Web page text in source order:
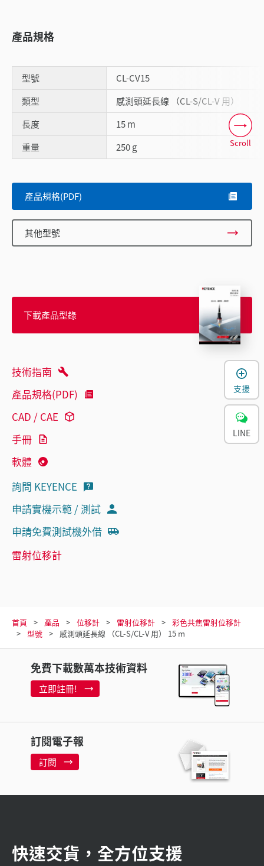
產品規格
型號
CL-CV15
類型
感測頭延長線 （CL-S/CL-V 用）
長度
15 m
重量
250 g Scroll
產品規格(PDF)
其他型號
下載產品型錄
技術指南
產品規格(PDF)
CAD / CAE
手冊
軟體
詢問 KEYENCE
申請實機示範 / 測試
申請免費測試機外借
雷射位移計
首頁 產品 位移計 雷射位移計
彩色共焦雷射位移計
型號
感測頭延長線 （CL-S/CL-V 用） 15 m
免費下載數萬本技術資料
立即註冊!
訂閱電子報
訂閱
快速交貨，全方位支援
支援
LINE